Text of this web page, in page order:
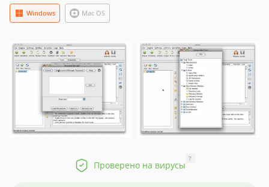
Mac OS
Windows
Проверено на вирусы
?